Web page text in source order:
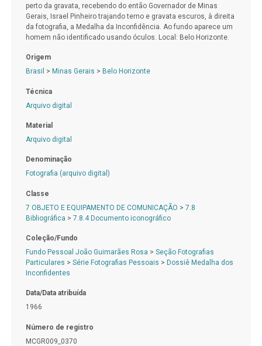
perto da gravata, recebendo do então Governador de Minas
Gerais, Israel Pinheiro trajando terno e gravata escuros, à direita
da fotografia, a Medalha da Inconfidência. Ao fundo aparece um
homem não identificado usando óculos. Local: Belo Horizonte.
Origem
Brasil > Minas Gerais > Belo Horizonte
Técnica
Arquivo digital
Material
Arquivo digital
Denominação
Fotografia (arquivo digital)
Classe
7 OBJETO E EQUIPAMENTO DE COMUNICAÇÃO > 7.8
Bibliográfica > 7.8.4 Documento iconográfico
Coleção/Fundo
Fundo Pessoal João Guimarães Rosa > Seção Fotografias
Particulares > Série Fotografias Pessoais > Dossiê Medalha dos
Inconfidentes
Data/Data atribuída
1966
Número de registro
MCGR009_0370